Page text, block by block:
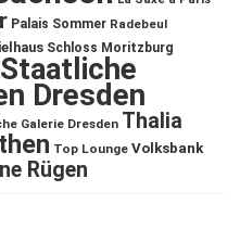
Palais Sommer Radebeul
Schloss Moritzburg
Staatliche
Dresden
Galerie Dresden Thalia
Top Lounge Volksbank
Rügen